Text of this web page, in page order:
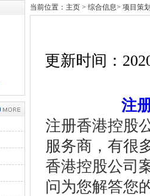
当前位置： 主页 > 综合信息> 项目策
更新时间：
注
注册香港控股
服务商，有很
香港控股公司
问为您解答您